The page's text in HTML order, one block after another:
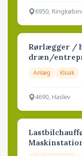
6950,
Rørlægger /
dræn/
Anlæg Kloak
4690, Haslev